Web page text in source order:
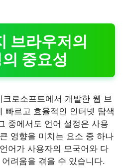
브라우저의
중요성
로소프트에서 개발한 웹 브
빠르고 효율적인 인터넷 탐색
중에서도 언어 설정은 사용
영향을 미치는 요소 중 하나
어가 사용자의 모국어와 다
려움을 겪을 수 있습니다.